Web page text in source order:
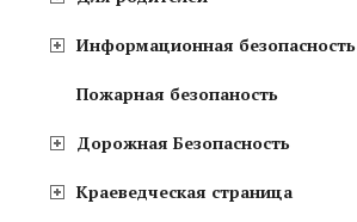
Информационная безопасность
Пожарная безопаность
Дорожная Безопасность
Краеведческая страница